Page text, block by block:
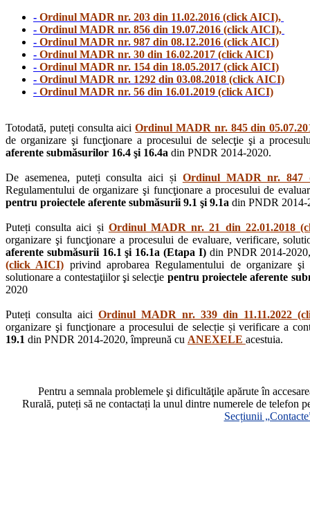
- Ordinul MADR nr. 203 din 11.02.2016 (click AICI),
- Ordinul MADR nr. 856 din 19.07.2016 (click AICI),
- Ordinul MADR nr. 987 din 08.12.2016 (click AICI)
- Ordinul MADR nr. 30 din 16.02.2017 (click AICI)
- Ordinul MADR nr. 154 din 18.05.2017 (click AICI)
- Ordinul MADR nr. 1292 din 03.08.2018 (click AICI)
- Ordinul MADR nr. 56 din 16.01.2019 (click AICI)
Totodată, puteți consulta aiciOrdinul MADR nr. 845 din
de organizare şi funcţionare a procesului de selecţie şi a
aferente submăsurilor 16.4 şi 16.4a din PNDR 2014-2020.
De asemenea, puteți consulta aici și Ordinul MADR nr. 847
Regulamentului de organizare şi funcţionare a procesului de
pentru proiectele aferente submăsurii 9.1 şi 9.1a din PNDR 2014-
Puteți consulta aici și Ordinul MADR nr. 21 din 22.01.2018
organizare şi funcţionare a procesului de evaluare, verificare,
aferente submăsurii 16.1 şi 16.1a (Etapa I)din PNDR 2014-
(click AICI) privind aprobarea Regulamentului de organizare
solutionare a contestaţiilor şi selecţie pentru proiectele aferente
2020
Puteți consulta aici Ordinul MADR nr. 339 din 11.11.2022
organizare şi funcţionare a procesului de selecție și verificare a
19.1 din PNDR 2014-2020, împreună cu ANEXELE acestuia.
Pentru a semnala problemele şi dificultăţile apărute în
Rurală, puteți să ne contactați la unul dintre numerele de telefon
Secțiunii